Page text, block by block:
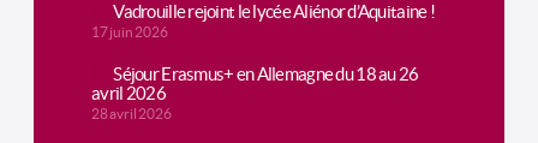
Vadrouille rejoint le lycée Aliénor d’Aquitaine !
17 juin 2026
Séjour Erasmus+ en Allemagne du 18 au 26
avril 2026
28 avril 2026